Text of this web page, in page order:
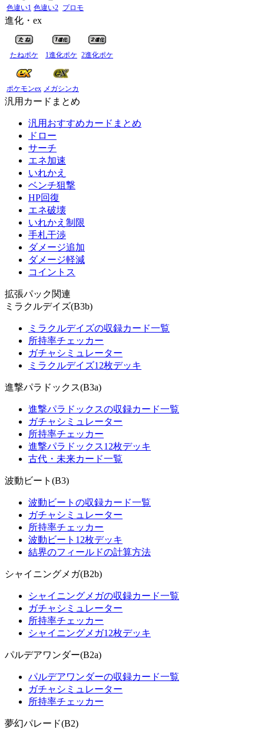
色違い1 色違い2 プロモ
進化・ex
たねポケ 1進化ポケ 2進化ポケ
ポケモンex メガシンカ
汎用カードまとめ
汎用おすすめカードまとめ
ドロー
サーチ
エネ加速
いれかえ
ベンチ狙撃
HP回復
エネ破壊
いれかえ制限
手札干渉
ダメージ追加
ダメージ軽減
コイントス
拡張パック関連
ミラクルデイズ(B3b)
ミラクルデイズの収録カード一覧
所持率チェッカー
ガチャシミュレーター
ミラクルデイズ12枚デッキ
進撃パラドックス(B3a)
進撃パラドックスの収録カード一覧
ガチャシミュレーター
所持率チェッカー
進撃パラドックス12枚デッキ
古代・未来カード一覧
波動ビート(B3)
波動ビートの収録カード一覧
ガチャシミュレーター
所持率チェッカー
波動ビート12枚デッキ
結界のフィールドの計算方法
シャイニングメガ(B2b)
シャイニングメガの収録カード一覧
ガチャシミュレーター
所持率チェッカー
シャイニングメガ12枚デッキ
パルデアワンダー(B2a)
パルデアワンダーの収録カード一覧
ガチャシミュレーター
所持率チェッカー
夢幻パレード(B2)